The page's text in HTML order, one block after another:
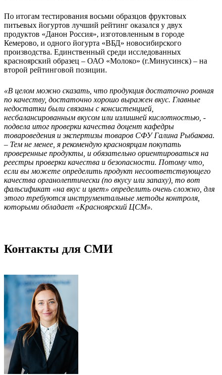
По итогам тестирования восьми образцов фруктовых
питьевых йогуртов лучший рейтинг оказался у двух
продуктов «Данон Россия», изготовленным в городе
Кемерово, и одного йогурта «ВБД» новосибирского
производства. Единственный среди исследованных
красноярский образец – ОАО «Молоко» (г.Минусинск) – на
второй рейтинговой позиции.
«В целом можно сказать, что продукция достаточно ровная
по качеству, достаточно хорошо выражен вкус. Главные
недостатки были связаны с консистенцией,
несбалансированным вкусом или излишней кислотностью, -
подвела итог проверки качества доцент кафедры
товароведения и экспертизы товаров СФУ Галина Рыбакова.
– Тем не менее, я рекомендую красноярцам покупать
проверенные продукты, и обязательно ориентироваться на
реестры проверки качества и безопасности. Потому что,
если вы можете определить продукт несоответствующего
качества органолептически (по вкусу или запаху), то вот
фальсификат «на вкус и цвет» определить очень сложно, для
этого требуются инструментальные методы контроля,
которыми обладает «Красноярский ЦСМ».
Контакты для СМИ